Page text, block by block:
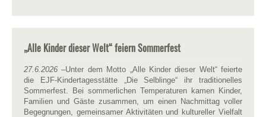
„Alle Kinder dieser Welt“ feiern Sommerfest
27.6.2026 –Unter dem Motto „Alle Kinder dieser Welt“ feierte
die EJF-Kindertagesstätte „Die Selblinge“ ihr traditionelles
Sommerfest. Bei sommerlichen Temperaturen kamen Kinder,
Familien und Gäste zusammen, um einen Nachmittag voller
Begegnungen, gemeinsamer Aktivitäten und kultureller Vielfalt